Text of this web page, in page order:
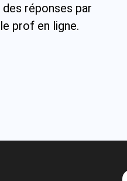
réponses par
prof en ligne.